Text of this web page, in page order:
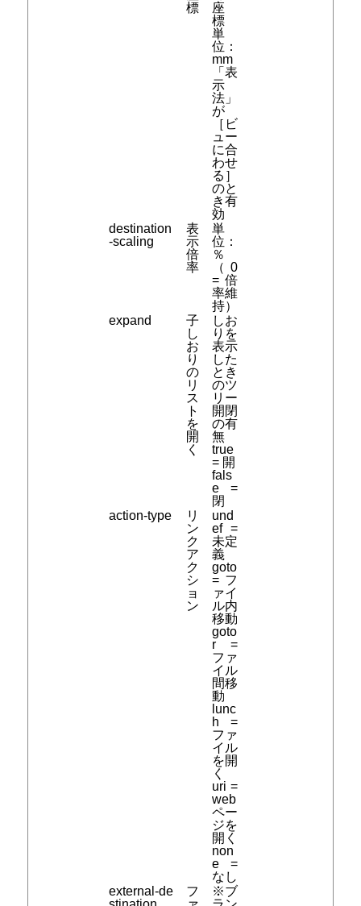
標
座
標
単
位：
mm
「表
示
法」
が
［ビ
ュー
に合
わせ
る］
のと
き有
効
destination
-scaling
表
示
倍
率
単
位：
％
（0
= 倍
率維
持）
expand
子
し
お
り
の
リ
ス
ト
を
開
く
しお
りを
表示
した
とき
のツ
リー
開閉
の有
無
true
= 開
fals
e =
閉
action-type
リ
ン
ク
ア
ク
シ
ョ
ン
und
ef =
未定
義
goto
= フ
ァイ
ル内
移動
goto
r =
ファ
イル
間移
動
lunc
h =
ファ
イル
を開
く
uri =
web
ペー
ジを
開く
non
e =
なし
external-de
フ
※ブ